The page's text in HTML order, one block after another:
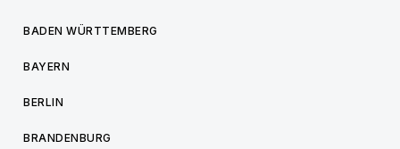
BADEN WÜRTTEMBERG
BAYERN
BERLIN
BRANDENBURG